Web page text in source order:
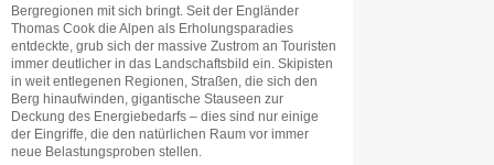
Bergregionen mit sich bringt. Seit der Engländer
Thomas Cook die Alpen als Erholungsparadies
entdeckte, grub sich der massive Zustrom an Touristen
immer deutlicher in das Landschaftsbild ein. Skipisten
in weit entlegenen Regionen, Straßen, die sich den
Berg hinaufwinden, gigantische Stauseen zur
Deckung des Energiebedarfs – dies sind nur einige
der Eingriffe, die den natürlichen Raum vor immer
neue Belastungsproben stellen.